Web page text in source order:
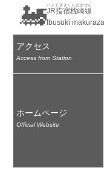
🚂JR指宿枕崎線
いぶすきまくらざきせん
Ibusuki
アクセス
Access from Station
ホームページ
Official Website